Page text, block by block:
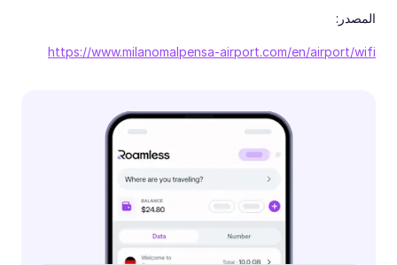
المصدر:
https://www.milanomalpensa-airport.com/en/airport/wifi